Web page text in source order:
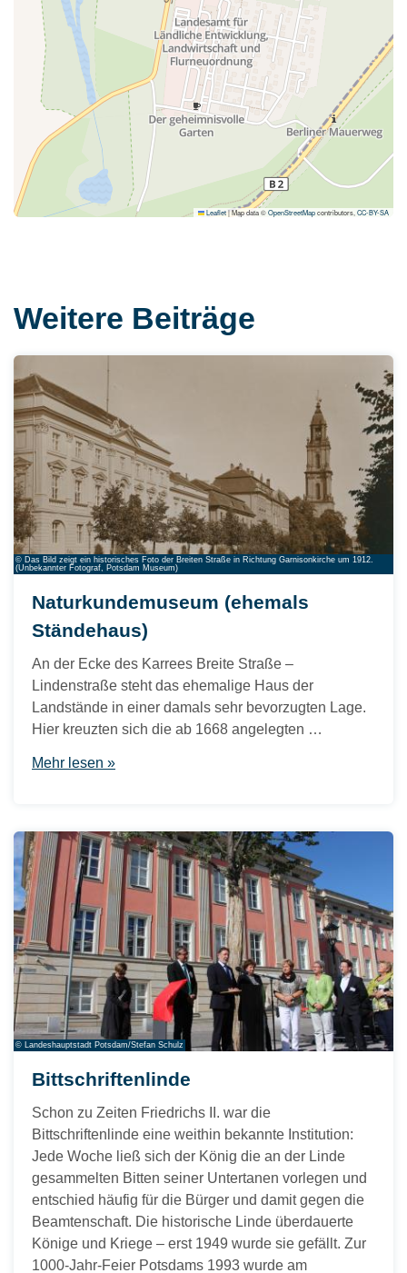
Leaflet|Map data ©OpenStreetMapcontributors, CC-BY-SA
Weitere Beiträge
© Das Bild zeigt ein historisches Foto der Breiten Straße in Richtung Garnisonkirche um 1912.
(Unbekannter Fotograf, Potsdam Museum)
Naturkundemuseum (ehemals
Ständehaus)
An der Ecke des Karrees Breite Straße –
Lindenstraße steht das ehemalige Haus der
Landstände in einer damals sehr bevorzugten Lage.
Hier kreuzten sich die ab 1668 angelegten …
Mehr lesen »
© Landeshauptstadt Potsdam/Stefan Schulz
Bittschriftenlinde
Schon zu Zeiten Friedrichs II. war die
Bittschriftenlinde eine weithin bekannte Institution:
Jede Woche ließ sich der König die an der Linde
gesammelten Bitten seiner Untertanen vorlegen und
entschied häufig für die Bürger und damit gegen die
Beamtenschaft. Die historische Linde überdauerte
Könige und Kriege – erst 1949 wurde sie gefällt. Zur
1000-Jahr-Feier Potsdams 1993 wurde am